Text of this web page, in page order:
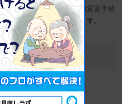
法を変えたいなど、各種変更手続
できるようになっています。